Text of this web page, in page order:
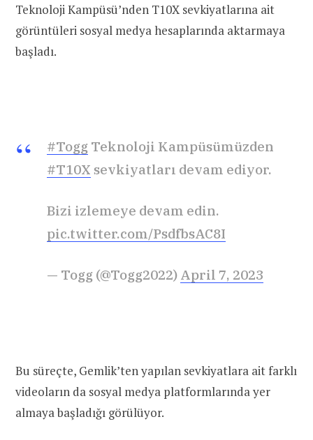
Teknoloji Kampüsü’nden T10X sevkiyatlarına ait
görüntüleri sosyal medya hesaplarında aktarmaya
başladı.
#Togg Teknoloji Kampüsümüzden
#T10X sevkiyatları devam ediyor.
Bizi izlemeye devam edin.
pic.twitter.com/PsdfbsAC8I
— Togg (@Togg2022) April 7, 2023
Bu süreçte, Gemlik’ten yapılan sevkiyatlara ait farklı
videoların da sosyal medya platformlarında yer
almaya başladığı görülüyor.